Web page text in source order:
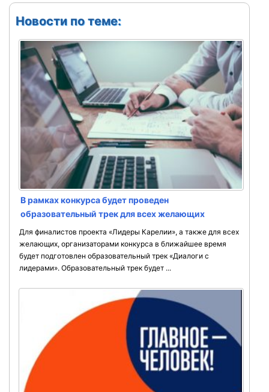
Новости по теме:
В рамках конкурса будет проведен
образовательный трек для всех желающих
Для финалистов проекта «Лидеры Карелии», а также для всех
желающих, организаторами конкурса в ближайшее время
будет подготовлен образовательный трек «Диалоги с
лидерами». Образовательный трек будет ...